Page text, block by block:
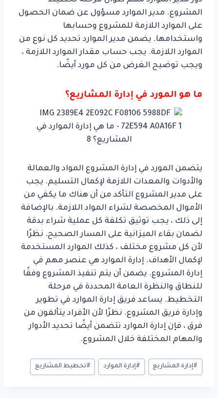
المشروع. مدير الموارد مسؤول عن ضمان الحصول
على الموارد اللازمة للمشروع وحسابها
واستخدامها. يضمن مدير الموارد تحديد كل نوع من
الموارد اللازمة. يجب حساب مقدار الموارد اللازمة ،
ويجب توضيح الغرض من كل مورد أيضًا.
ما هو المورد في إدارة المشاريع؟
يتضمن المورد في إدارة المشروع المواد والعمالة
والأدوات والمعدات اللازمة لإكمال التسليم. يجب
على مدير المشروع التأكد من أن هناك ما يكفي من
الأموال المخصصة لشراء المواد اللازمة. بالإضافة
إلى ذلك ، يجب توثيق تكلفة كل عملية شراء بدقة
لضمان بقاء الميزانية على المسار الصحيح. نظرًا
لأن كل مشروع مختلف ، كذلك الموارد المستخدمة
لإكمال الأهداف. إدارة الموارد هي عنصر مهم في
إدارة المشروع. يضمن أن يتم تنفيذ المشروع وفقًا
للنطاق والنظرة العامة المحددة في مرحلة
التخطيط. يساعد فريق إدارة الموارد في تطوير
وإدارة فريق المشروع. نظرًا لأن الأفراد يتألفون من
فرق ، فإن إدارة الموارد تتضمن أيضًا تحديد الأدوار
والمهام المختلفة خلال المشروع.
وسوم
المقال:
#إدارة المشاريع #إدارة الموارد #تخطيط المشاريع